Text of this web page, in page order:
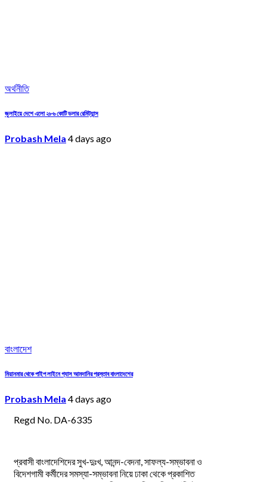
অর্থনীতি
জুলাইয়ে দেশে এলো ২৮৬ কোটি ডলার রেমিট্যান্স
Probash Mela 4 days ago
বাংলাদেশ
মিয়ানমার থেকে পাইপ লাইনে গ্যাস আমদানির প্রস্তাব বাংলাদেশের
Probash Mela 4 days ago
Regd No. DA-6335
প্রবাসী বাংলাদেশিদের সুখ-দুঃখ, আনন্দ-বেদনা, সাফল্য-সম্ভাবনা ও
বিদেশগামী কর্মীদের সমস্যা-সম্ভাবনা নিয়ে ঢাকা থেকে প্রকাশিত